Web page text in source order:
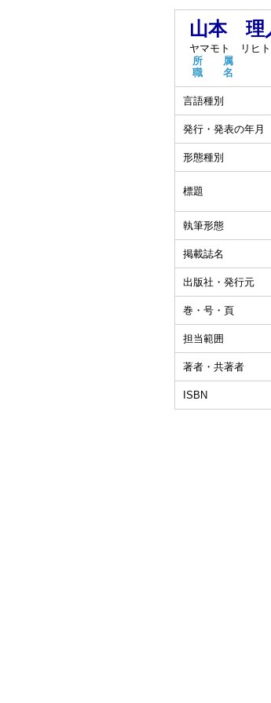
山本 理
ヤマモト リヒト
所 属
職 名
言語種別
発行・発表の年月
形態種別
標題
執筆形態
掲載誌名
出版社・発行元
巻・号・頁
担当範囲
著者・共著者
ISBN